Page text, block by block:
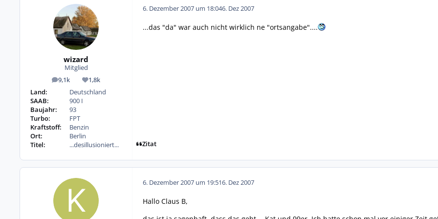
wizard
Mitglied
9,1k
Beiträge 1,8k
Reputation
Land:
Deutschland
SAAB:
900 I
Baujahr:
93
Turbo:
FPT
Kraftstoff:
Benzin
Ort:
Berlin
Titel:
...desillusioniert...
6. Dezember 2007 um 18:046. Dez 2007
...das "da" war auch nicht wirklich ne "ortsangabe"....
Zitat
6. Dezember 2007 um 19:516. Dez 2007
Hallo Claus B,